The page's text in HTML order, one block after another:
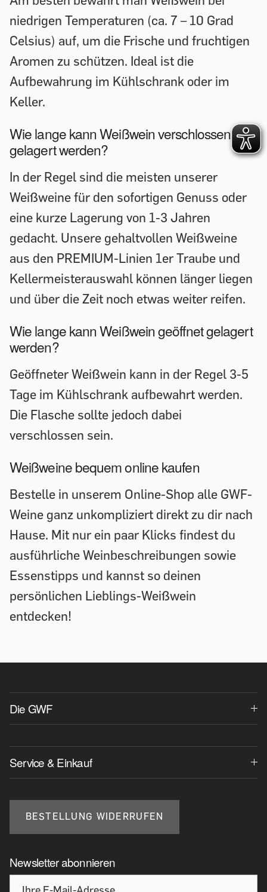
niedrigen Temperaturen (ca. 7 – 10 Grad
Celsius) auf, um die Frische und fruchtigen
Aromen zu schützen. Ideal ist die
Aufbewahrung im Kühlschrank oder im
Keller.
Wie lange kann Weißwein verschlossen
gelagert werden?
In der Regel sind die meisten unserer
Weißweine für den sofortigen Genuss oder
eine kurze Lagerung von 1-3 Jahren
gedacht. Unsere gehaltvollen Weißweine
aus den PREMIUM-Linien 1er Traube und
Kellermeisterauswahl können länger liegen
und über die Zeit noch etwas weiter reifen.
Wie lange kann Weißwein geöffnet gelagert
werden?
Geöffneter Weißwein kann in der Regel 3-5
Tage im Kühlschrank aufbewahrt werden.
Die Flasche sollte jedoch dabei
verschlossen sein.
Weißweine bequem online kaufen
Bestelle in unserem Online-Shop alle GWF-
Weine ganz unkompliziert direkt zu dir nach
Hause. Mit nur ein paar Klicks findest du
ausführliche Weinbeschreibungen sowie
Essenstipps und kannst so deinen
persönlichen Lieblings-Weißwein
entdecken!
Die GWF
Service & Einkauf
BESTELLUNG WIDERRUFEN
Newsletter abonnieren